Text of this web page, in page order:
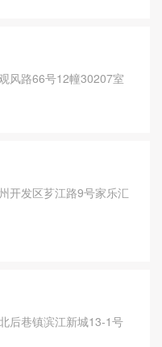
风路66号12幢30207室
开发区芗江路9号家乐汇
后巷镇滨江新城13-1号